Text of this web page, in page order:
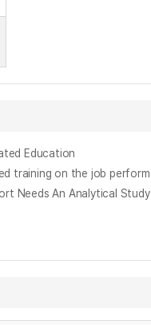
Education
Needs An Analytical Study